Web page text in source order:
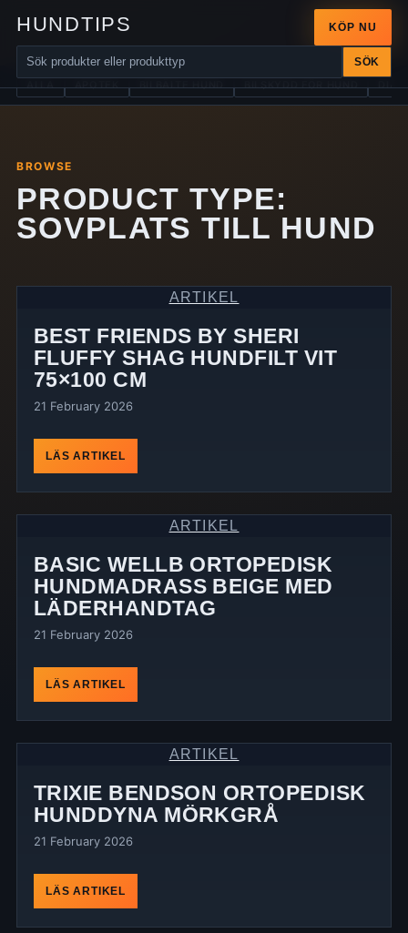
HUNDTIPS
SÖK
KÖP NU
ALLA APOTEK BILBÄLTE HUND BILSKYDD FÖR HUND
BROWSE
PRODUCT TYPE:
SOVPLATS TILL HUND
ARTIKEL
BEST FRIENDS BY SHERI
FLUFFY SHAG HUNDFILT VIT
75×100 CM
21 February 2026
LÄS ARTIKEL
ARTIKEL
BASIC WELLB ORTOPEDISK
HUNDMADRASS BEIGE MED
LÄDERHANDTAG
21 February 2026
LÄS ARTIKEL
ARTIKEL
TRIXIE BENDSON ORTOPEDISK
HUNDDYNA MÖRKGRÅ
21 February 2026
LÄS ARTIKEL